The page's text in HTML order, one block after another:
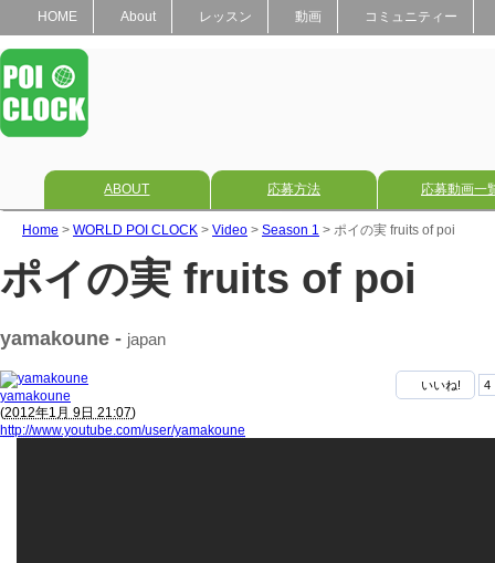
HOME About レッスン 動画 コミュニティー
ABOUT 応募方法 応募動画一
Home > WORLD POI CLOCK > Video > Season 1 > ポイの実 fruits of poi
ポイの実 fruits of poi
yamakoune - japan
yamakoune
(2012年1月 9日 21:07)
http://www.youtube.com/user/yamakoune
いいね! 4